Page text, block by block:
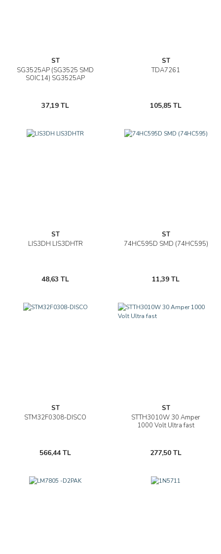
ST
SG3525AP (SG3525 SMD
SOIC14) SG3525AP
37,19 TL
ST
TDA7261
105,85 TL
ST
LIS3DH LIS3DHTR
48,63 TL
ST
74HC595D SMD (74HC595)
11,39 TL
ST
STM32F0308-DISCO
566,44 TL
ST
STTH3010W 30 Amper
1000 Volt Ultra fast
277,50 TL